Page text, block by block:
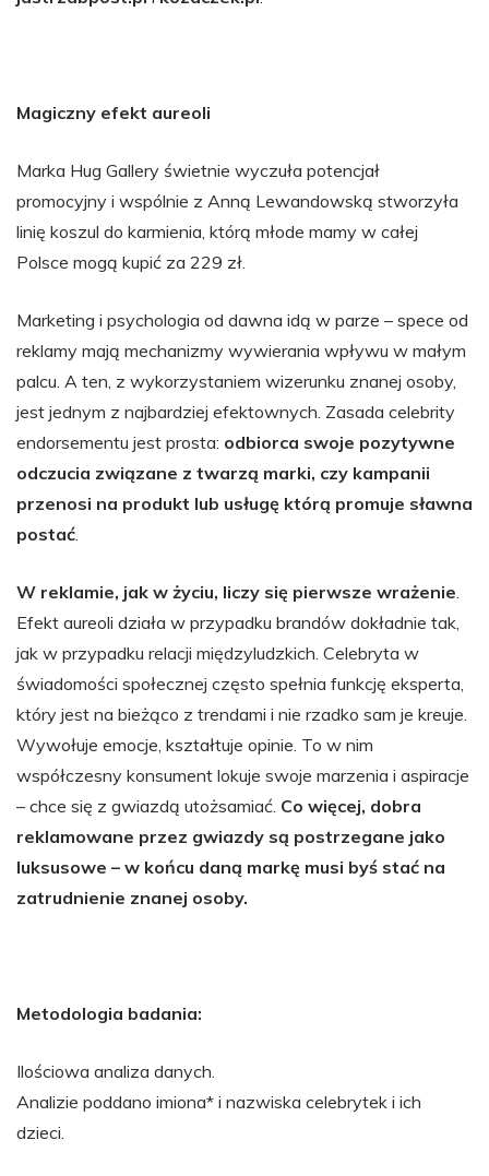
Magiczny efekt aureoli
Marka Hug Gallery świetnie wyczuła potencjał
promocyjny i wspólnie z Anną Lewandowską stworzyła
linię koszul do karmienia, którą młode mamy w całej
Polsce mogą kupić za 229 zł.
Marketing i psychologia od dawna idą w parze – spece od
reklamy mają mechanizmy wywierania wpływu w małym
palcu. A ten, z wykorzystaniem wizerunku znanej osoby,
jest jednym z najbardziej efektownych. Zasada celebrity
endorsementu jest prosta: odbiorca swoje pozytywne
odczucia związane z twarzą marki, czy kampanii
przenosi na produkt lub usługę którą promuje sławna
postać
W reklamie, jak w życiu, liczy się pierwsze wrażenie
Efekt aureoli działa w przypadku brandów dokładnie tak,
jak w przypadku relacji międzyludzkich. Celebryta w
świadomości społecznej często spełnia funkcję eksperta,
który jest na bieżąco z trendami i nie rzadko sam je kreuje.
Wywołuje emocje, kształtuje opinie. To w nim
współczesny konsument lokuje swoje marzenia i aspiracje
– chce się z gwiazdą utożsamiać. Co więcej, dobra
reklamowane przez gwiazdy są postrzegane jako
luksusowe – w końcu daną markę musi byś stać na
zatrudnienie znanej osoby.
Metodologia badania:
Ilościowa analiza danych.
Analizie poddano imiona* i nazwiska celebrytek i ich
dzieci.